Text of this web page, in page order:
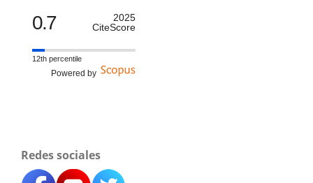
0.7
2025
CiteScore
12th percentile
Powered by
Redes sociales